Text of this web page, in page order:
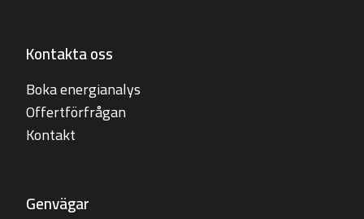
Kontakta oss
Boka energianalys
Offertförfrågan
Kontakt
Genvägar